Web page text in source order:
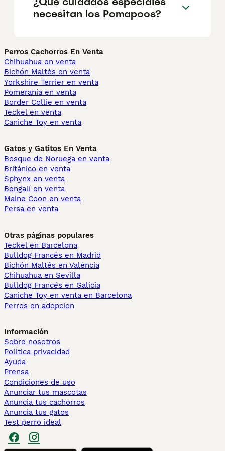
necesitan los Pomapoos?
Perros Cachorros En Venta
Chihuahua en venta
Bichón Maltés en venta
Yorkshire Terrier en venta
Pomerania en venta
Border Collie en venta
Teckel en venta
Caniche Toy en venta
Gatos y Gatitos En Venta
Bosque de Noruega en venta
Británico en venta
Sphynx en venta
Bengalí en venta
Maine Coon en venta
Persa en venta
Otras páginas populares
Teckel en Barcelona
Bulldog Francés en Madrid
Bichón Maltés en València
Chihuahua en Sevilla
Bulldog Francés en Galicia
Caniche Toy en venta en Barcelona
Perros en adopcion
Información
Sobre nosotros
Politica privacidad
Ayuda
Prensa
Condiciones de uso
Anunciar tus mascotas
Anuncia tus cachorros
Anuncia tus gatos
Test perro ideal